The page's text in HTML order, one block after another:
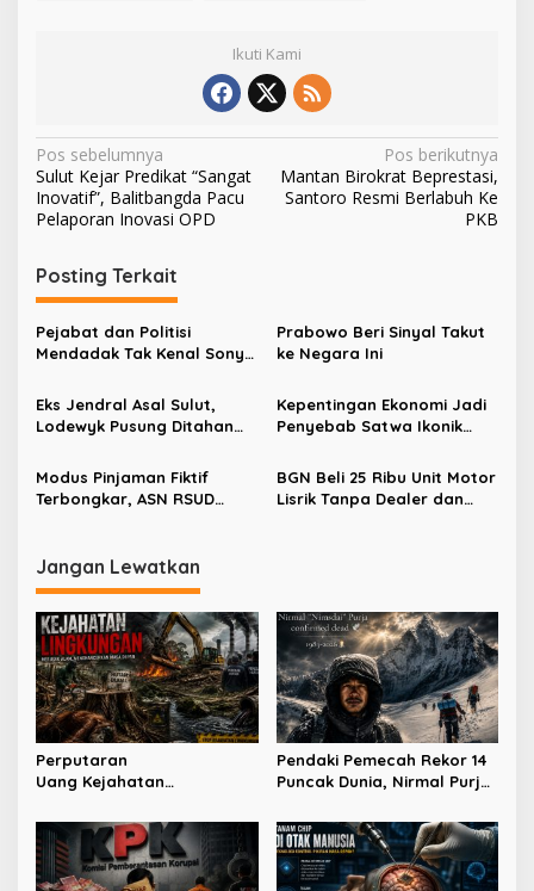
Ikuti Kami
N
a
v
i
g
a
s
i
p
s
Pos sebelumnya
Sulut Kejar Predikat “Sangat
Inovatif”, Balitbangda Pacu
Pelaporan Inovasi OPD
Pos berikutnya
Mantan Birokrat Beprestasi,
Santoro Resmi Berlabuh Ke
PKB
Posting Terkait
Pejabat dan Politisi
Mendadak Tak Kenal Sony
Korupsi MBG
Prabowo Beri Sinyal Takut
ke Negara Ini
Eks Jendral Asal Sulut,
Lodewyk Pusung Ditahan
Kasus Dugaan Korupsi
Proyek MBG
Kepentingan Ekonomi Jadi
Penyebab Satwa Ikonik
Modus Pinjaman Fiktif
Terbongkar, ASN RSUD
BGN Beli 25 Ribu Unit Motor
Lisrik Tanpa Dealer dan
Jangan Lewatkan
Perputaran
Uang Kejahatan
Triliun
Pendaki Pemecah Rekor 14
Puncak Dunia, Nirmal Purja